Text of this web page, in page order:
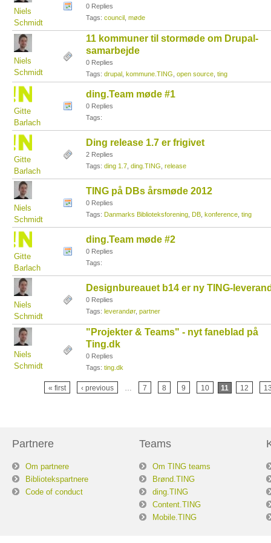
Niels
Schmidt
0 Replies
Tags: council møde
Niels
Schmidt
11 kommuner til stormøde om Drupal-
samarbejde
0 Replies
Tags: drupal kommune.TING open source ting
Gitte
Barlach
ding.Team møde #1
0 Replies
Tags:
Gitte
Barlach
Ding release 1.7 er frigivet
2 Replies
Tags: ding 1.7 ding.TING release
Niels
Schmidt
TING på DBs årsmøde 2012
0 Replies
Tags: Danmarks Biblioteksforening DB konference ting
Gitte
Barlach
ding.Team møde #2
0 Replies
Tags:
Niels
Schmidt
Designbureauet b14 er ny TING-
0 Replies
Tags: leverandør, partner
Niels
Schmidt
"Projekter & Teams" - nyt faneblad på
Ting.dk
0 Replies
Tags: ting.dk
« first ‹ previous 7 8 9 10 11 12
Partnere
Om partnere
Bibliotekspartnere
Code of conduct
Teams
Om TING teams
Brønd.TING
ding.TING
Content.TING
Mobile.TING